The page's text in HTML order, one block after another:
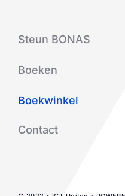
Steun BONAS
Boeken
Boekwinkel
Contact